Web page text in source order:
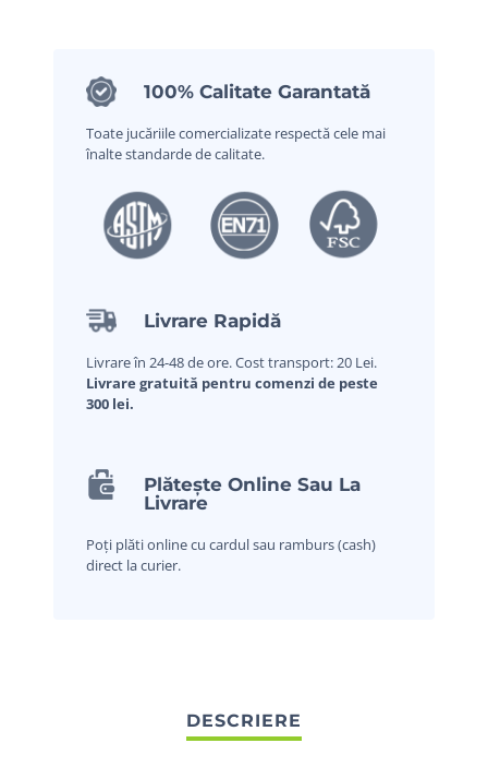
100% Calitate Garantată
Toate jucăriile comercializate respectă cele mai
înalte standarde de calitate.
Livrare Rapidă
Livrare în 24-48 de ore. Cost transport: 20 Lei.
Livrare gratuită pentru comenzi de peste
300 lei.
Plătește Online Sau La
Livrare
Poți plăti online cu cardul sau ramburs (cash)
direct la curier.